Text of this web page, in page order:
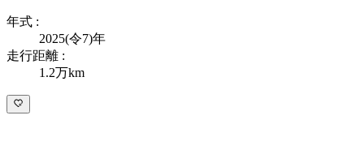
年式 :
2025(令7)年
走行距離 :
1.2万km